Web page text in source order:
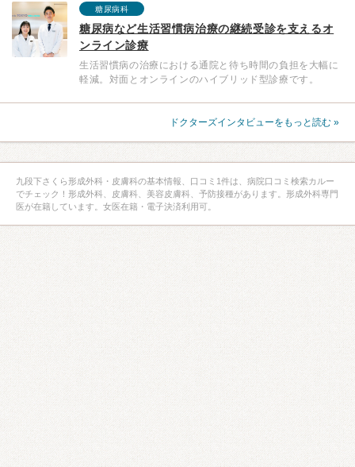
糖尿病科
糖尿病など生活習慣病治療の継続受診を支えるオ
ンライン診療
生活習慣病の治療における通院と待ち時間の負担を大幅に
軽減。対面とオンラインのハイブリッド型診療です。
ドクターズインタビューをもっと読む »
九段下さくら形成外科・皮膚科の基本情報、口コミ1件は、病院口コミ検索カルー
でチェック！形成外科、皮膚科、美容皮膚科、予防接種があります。形成外科専門
医が在籍しています。女医在籍・電子決済利用可。